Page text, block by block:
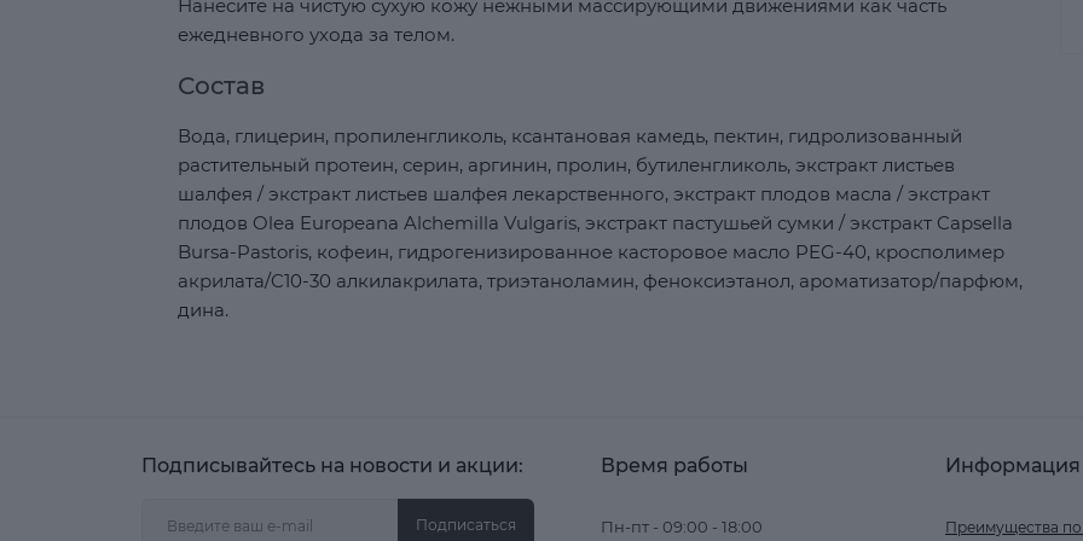
Нанесите на чистую сухую кожу нежными массирующими движениями как часть
ежедневного ухода за телом.
Состав
Вода, глицерин, пропиленгликоль, ксантановая камедь, пектин, гидролизованный
растительный протеин, серин, аргинин, пролин, бутиленгликоль, экстракт листьев
шалфея / экстракт листьев шалфея лекарственного, экстракт плодов масла / экстракт
плодов Olea Europeana Alchemilla Vulgaris, экстракт пастушьей сумки / экстракт Capsella
Bursa-Pastoris, кофеин, гидрогенизированное касторовое масло PEG-40, кросполимер
акрилата/C10-30 алкилакрилата, триэтаноламин, феноксиэтанол, ароматизатор/парфюм,
дина.
Подписывайтесь на новости и акции:
Подписаться
Время работы
Пн-пт - 09:00 - 18:00
Информация
Преимущества